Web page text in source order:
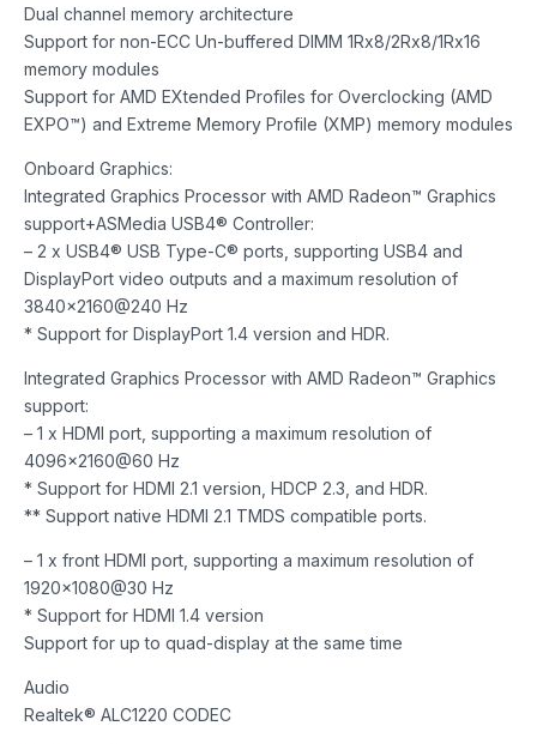
Dual channel memory architecture
Support for non-ECC Un-buffered DIMM 1Rx8/2Rx8/1Rx16
memory modules
Support for AMD EXtended Profiles for Overclocking (AMD
EXPO™) and Extreme Memory Profile (XMP) memory modules
Onboard Graphics:
Integrated Graphics Processor with AMD Radeon™ Graphics
support+ASMedia USB4® Controller:
– 2 x USB4® USB Type-C® ports, supporting USB4 and
DisplayPort video outputs and a maximum resolution of
3840×2160@240 Hz
* Support for DisplayPort 1.4 version and HDR.
Integrated Graphics Processor with AMD Radeon™ Graphics
support:
– 1 x HDMI port, supporting a maximum resolution of
4096×2160@60 Hz
* Support for HDMI 2.1 version, HDCP 2.3, and HDR.
** Support native HDMI 2.1 TMDS compatible ports.
– 1 x front HDMI port, supporting a maximum resolution of
1920×1080@30 Hz
* Support for HDMI 1.4 version
Support for up to quad-display at the same time
Audio
Realtek® ALC1220 CODEC